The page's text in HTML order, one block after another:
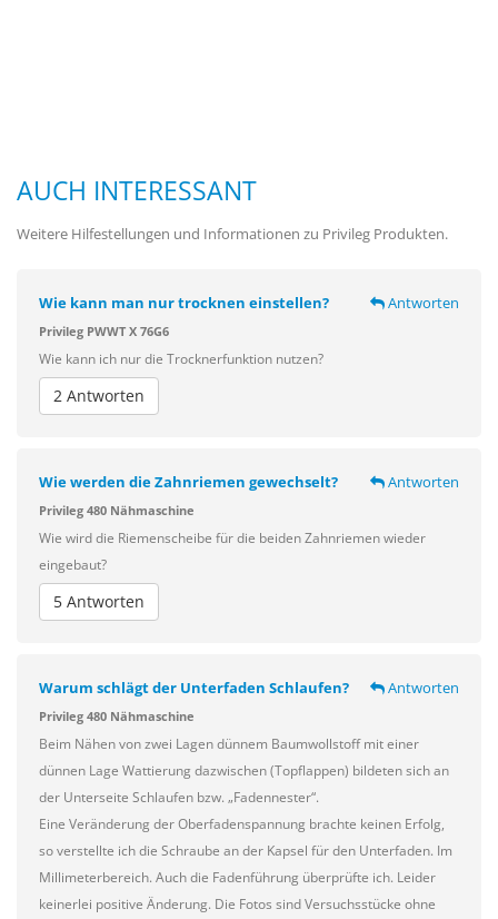
AUCH INTERESSANT
Weitere Hilfestellungen und Informationen zu Privileg Produkten.
Wie kann man nur trocknen einstellen? Antworten
Privileg PWWT X 76G6
Wie kann ich nur die Trocknerfunktion nutzen?
2 Antworten
Wie werden die Zahnriemen gewechselt? Antworten
Privileg 480 Nähmaschine
Wie wird die Riemenscheibe für die beiden Zahnriemen wieder
eingebaut?
5 Antworten
Warum schlägt der Unterfaden Schlaufen? Antworten
Privileg 480 Nähmaschine
Beim Nähen von zwei Lagen dünnem Baumwollstoff mit einer
dünnen Lage Wattierung dazwischen (Topflappen) bildeten sich an
der Unterseite Schlaufen bzw. „Fadennester“.
Eine Veränderung der Oberfadenspannung brachte keinen Erfolg,
so verstellte ich die Schraube an der Kapsel für den Unterfaden. Im
Millimeterbereich. Auch die Fadenführung überprüfte ich. Leider
keinerlei positive Änderung. Die Fotos sind Versuchsstücke ohne